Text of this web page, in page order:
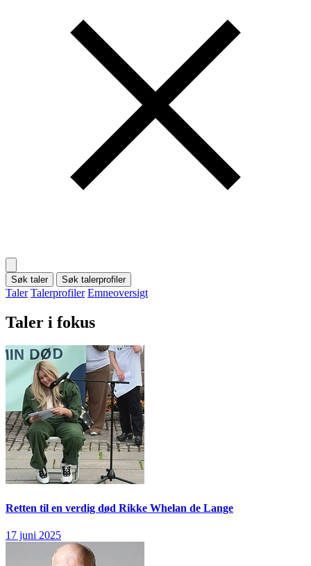
Søk taler Søk talerprofiler
Taler Talerprofiler Emneoversigt
Taler i fokus
Retten til en verdig død Rikke Whelan de Lange
17 juni 2025